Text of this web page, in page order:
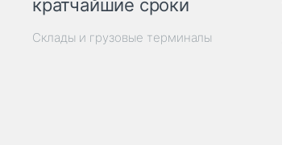
кратчайшие сроки
Склады и грузовые терминалы